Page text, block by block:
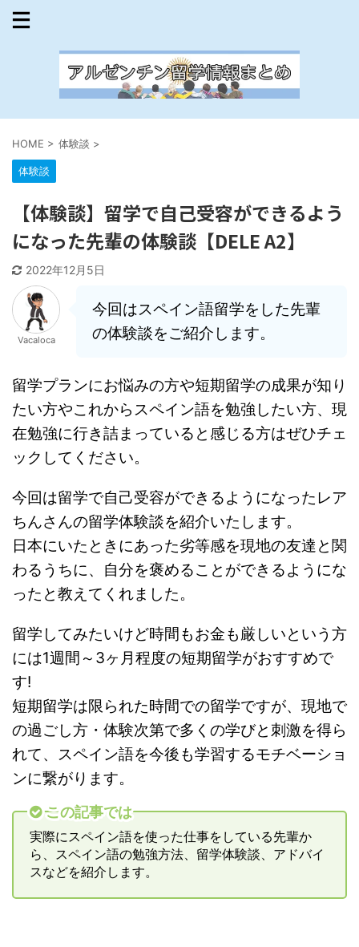
HOME > 体験談 >
体験談
【体験談】留学で自己受容ができるよう
になった先輩の体験談【DELE A2】
2022年12月5日
Vacaloca
今回はスペイン語留学をした先輩
の体験談をご紹介します。
留学プランにお悩みの方や短期留学の成果が知り
たい方やこれからスペイン語を勉強したい方、現
在勉強に行き詰まっていると感じる方はぜひチェ
ックしてください。
今回は留学で自己受容ができるようになったレア
ちんさんの留学体験談を紹介いたします。
日本にいたときにあった劣等感を現地の友達と関
わるうちに、自分を褒めることができるようにな
ったと教えてくれました。
留学してみたいけど時間もお金も厳しいという方
には1週間～3ヶ月程度の短期留学がおすすめで
す!
短期留学は限られた時間での留学ですが、現地で
の過ごし方・体験次第で多くの学びと刺激を得ら
れて、スペイン語を今後も学習するモチベーショ
ンに繋がります。
この記事では
実際にスペイン語を使った仕事をしている先輩か
ら、スペイン語の勉強方法、留学体験談、アドバイ
スなどを紹介します。